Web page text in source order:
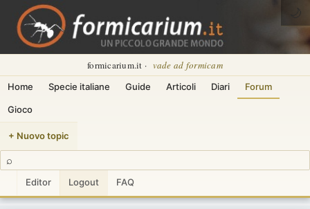
formicarium.it · vade ad formicam
Home Specie italiane Guide Articoli Diari Forum
Gioco
+ Nuovo topic
⌕
Editor Logout FAQ
🌙